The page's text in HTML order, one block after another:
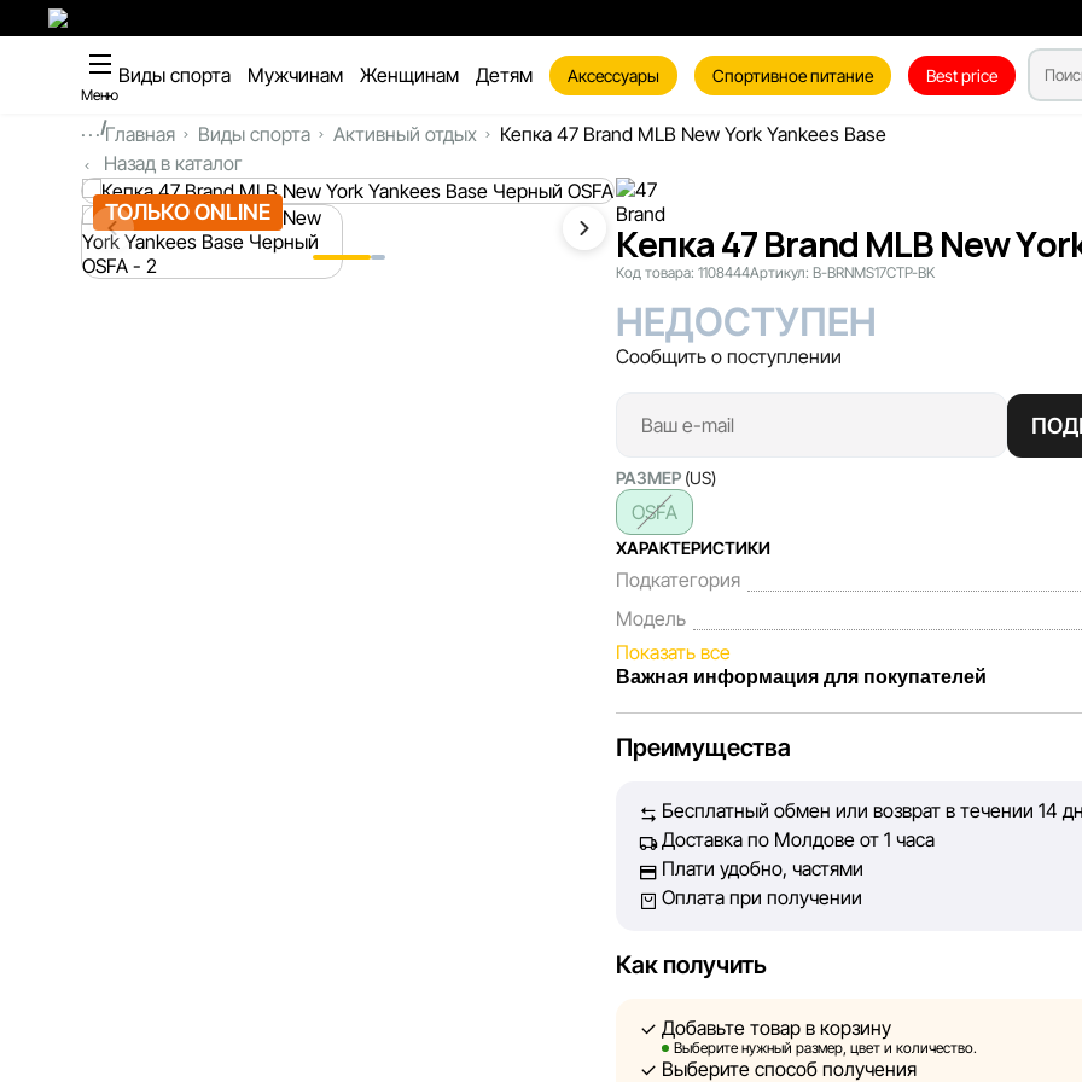
Меню
Виды спорта Мужчинам Женщинам Детям Аксессуары Спортивное питание Best price
...Главная Виды спорта Активный отдых
Кепка 47 Brand MLB New York Yankees Base
Назад в каталог
ТОЛЬКО ONLINE
Кепка 47 Brand MLB New
Код товара: 1108444Артикул: B-BRNMS17CTP-BK
НЕДОСТУПЕН
Сообщить о поступлении
РАЗМЕР (US)
OSFA
ХАРАКТЕРИСТИКИ
Подкатегория
Модель
Показать все
Важная информация для покупателей
Каждый день мы работаем над тем, чтобы
Наша цель — обеспечить вас достоверной
принять лучшее решение о покупке.
Однако, несмотря на постоянный контроль,
технических ошибок или сбоев. Мы также не
быть размещены на нашем сайте.
Sportlandia оставляет за собой право в
Преимущества
Бесплатный обмен или возврат в течении 14
Доставка по Молдове от 1 часа
Плати удобно, частями
Оплата при получении
Как получить
Добавьте товар в корзину
Выберите нужный размер, цвет и количество.
Выберите способ получения